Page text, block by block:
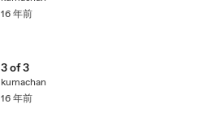
16 年前
3 of 3
kumachan
16 年前